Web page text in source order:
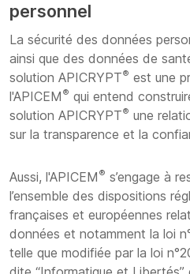
personnel
La sécurité des données
ainsi que des données de
solution APICRYPT® est une
l'APICEM ® qui entend
solution APICRYPT® une
sur la transparence et la
Aussi, l'APICEM ® s’engage à
l’ensemble des dispositions
françaises et européennes
données et notamment la loi
telle que modifiée par la loi